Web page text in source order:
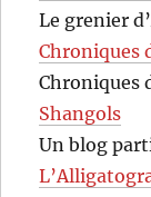
Le grenier
Chroniques
Chroniques
Shangols
Un blog